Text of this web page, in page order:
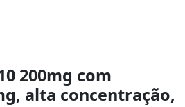
200mg com
alta concentração,